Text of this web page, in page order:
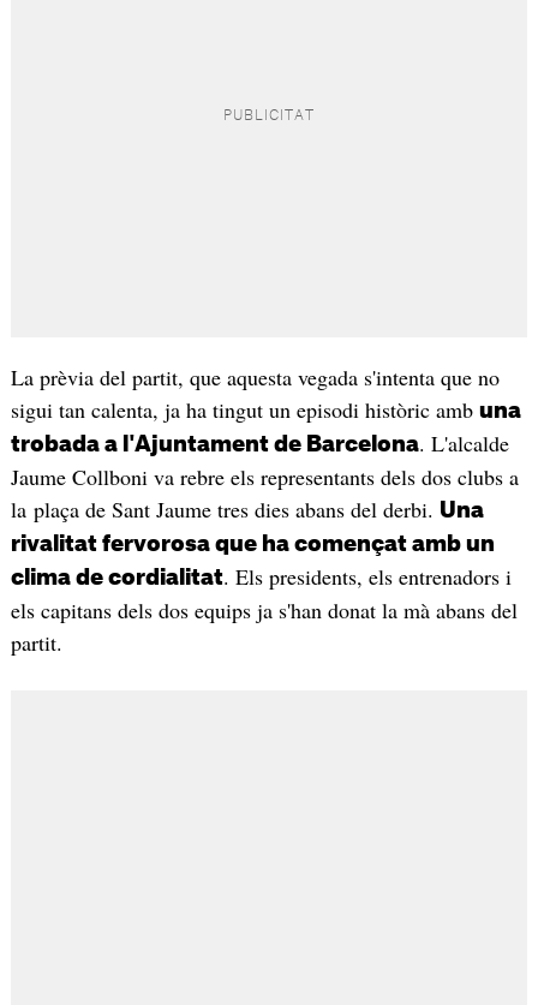
La prèvia del partit, que aquesta vegada s'intenta que no
sigui tan calenta, ja ha tingut un episodi històric amb una
trobada a l'Ajuntament de Barcelona. L'alcalde
Jaume Collboni va rebre els representants dels dos clubs a
la plaça de Sant Jaume tres dies abans del derbi. Una
rivalitat fervorosa que ha començat amb un
clima de cordialitat. Els presidents, els entrenadors i
els capitans dels dos equips ja s'han donat la mà abans del
partit.